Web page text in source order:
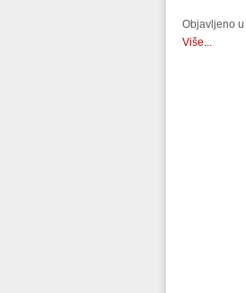
Objavljeno u
Više...